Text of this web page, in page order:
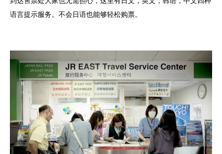
语言提示服务。不会日语也能够轻松购票。